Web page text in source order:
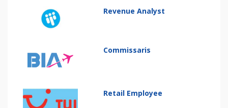
Revenue Analyst
Commissaris
Retail Employee